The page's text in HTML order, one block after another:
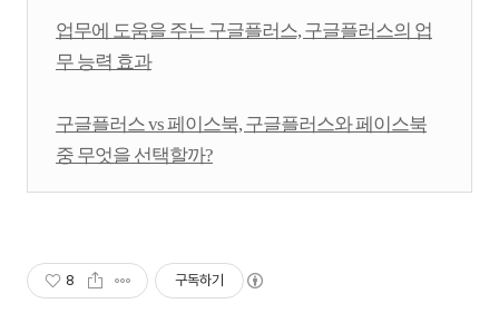
업무에 도움을 주는 구글플러스, 구글플러스의 업
무 능력 효과
구글플러스 vs 페이스북, 구글플러스와 페이스북
중 무엇을 선택할까?
8 구독하기